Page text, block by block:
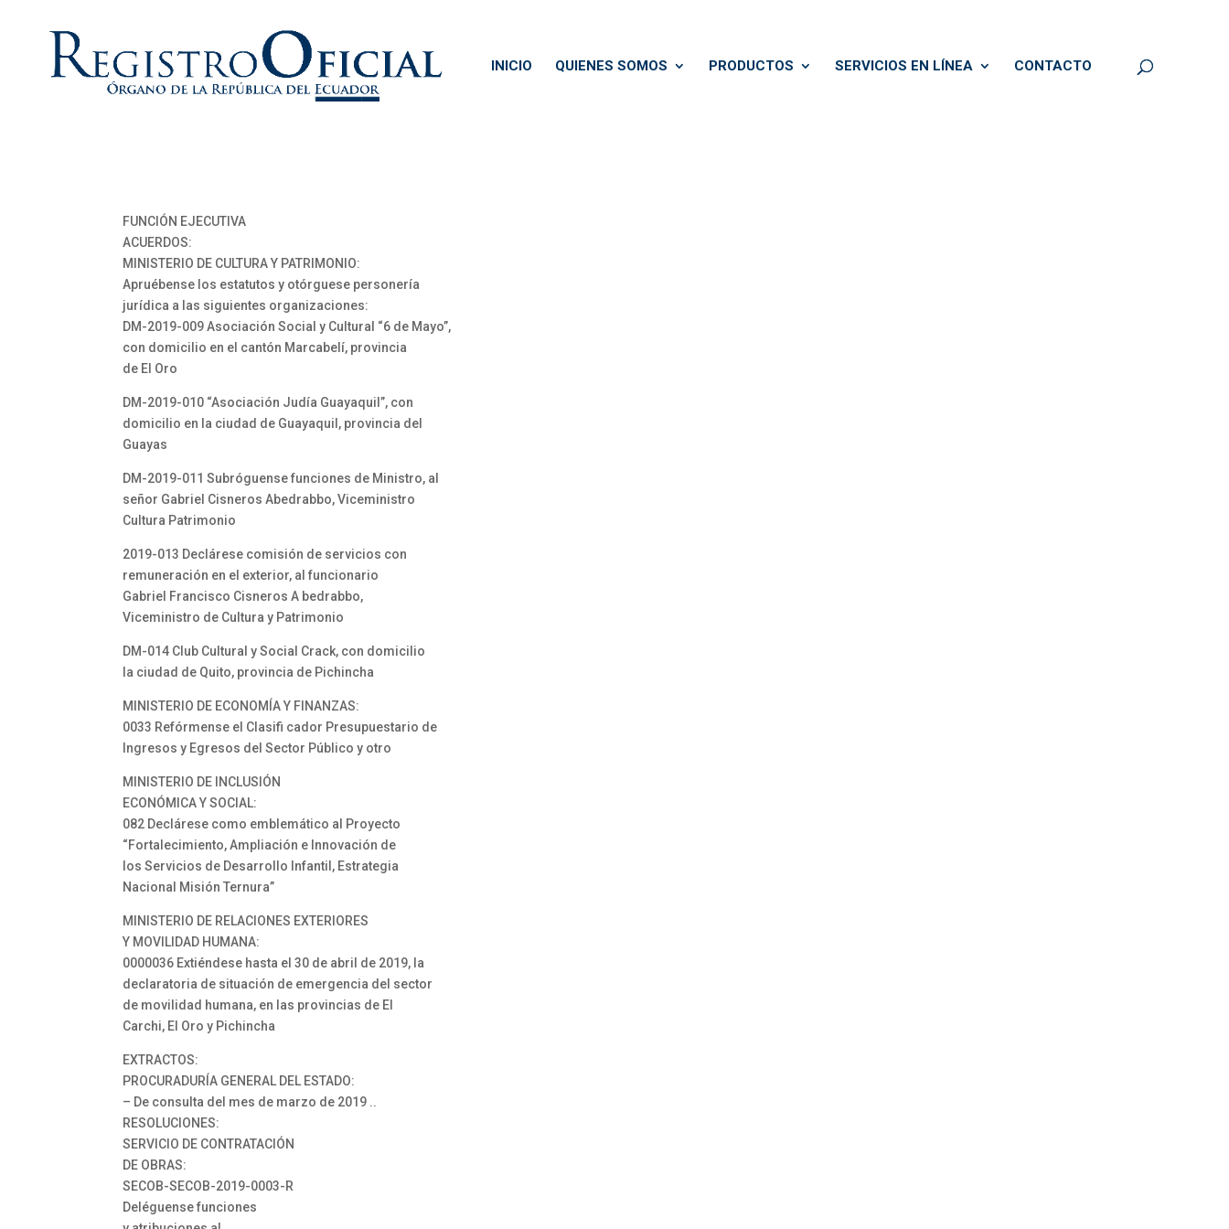
INICIO QUIENES SOMOS PRODUCTOS SERVICIOS EN LÍNEA CONTACTO
FUNCIÓN EJECUTIVA
ACUERDOS:
MINISTERIO DE CULTURA Y PATRIMONIO:
Apruébense los estatutos y otórguese personería
jurídica a las siguientes organizaciones:
DM-2019-009 Asociación Social y Cultural “6 de Mayo”,
con domicilio en el cantón Marcabelí, provincia
de El Oro
DM-2019-010 “Asociación Judía Guayaquil”, con
domicilio en la ciudad de Guayaquil, provincia del
Guayas
DM-2019-011 Subróguense funciones de Ministro, al
señor Gabriel Cisneros Abedrabbo, Viceministro
Cultura Patrimonio
2019-013 Declárese comisión de servicios con
remuneración en el exterior, al funcionario
Gabriel Francisco Cisneros A bedrabbo,
Viceministro de Cultura y Patrimonio
DM-014 Club Cultural y Social Crack, con domicilio
la ciudad de Quito, provincia de Pichincha
MINISTERIO DE ECONOMÍA Y FINANZAS:
0033 Refórmense el Clasifi cador Presupuestario de
Ingresos y Egresos del Sector Público y otro
MINISTERIO DE INCLUSIÓN
ECONÓMICA Y SOCIAL:
082 Declárese como emblemático al Proyecto
“Fortalecimiento, Ampliación e Innovación de
los Servicios de Desarrollo Infantil, Estrategia
Nacional Misión Ternura”
MINISTERIO DE RELACIONES EXTERIORES
Y MOVILIDAD HUMANA:
0000036 Extiéndese hasta el 30 de abril de 2019, la
declaratoria de situación de emergencia del sector
de movilidad humana, en las provincias de El
Carchi, El Oro y Pichincha
EXTRACTOS:
PROCURADURÍA GENERAL DEL ESTADO:
– De consulta del mes de marzo de 2019 ..
RESOLUCIONES:
SERVICIO DE CONTRATACIÓN
DE OBRAS:
SECOB-SECOB-2019-0003-R
Deléguense funciones